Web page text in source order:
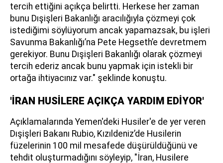
tercih ettiğini açıkça belirtti. Herkese her zaman
bunu Dışişleri Bakanlığı aracılığıyla çözmeyi çok
istediğimi söylüyorum ancak yapamazsak, bu işleri
Savunma Bakanlığı’na Pete Hegseth’e devretmem
gerekiyor. Bunu Dışişleri Bakanlığı olarak çözmeyi
tercih ederiz ancak bunu yapmak için istekli bir
ortağa ihtiyacınız var." şeklinde konuştu.
'İRAN HUSİLERE AÇIKÇA YARDIM EDİYOR'
Açıklamalarında Yemen'deki Husiler'e de yer veren
Dışişleri Bakanı Rubio, Kızıldeniz’de Husilerin
füzelerinin 100 mil mesafede düşürüldüğünü ve
tehdit oluşturmadığını söyleyip, "İran, Husilere